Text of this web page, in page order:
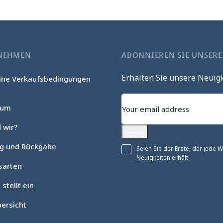
Verkaufsbedingungen
wir?
und Rückgabe
stellt ein
ABONNIEREN SIE
Erhalten Sie unsere
Abonnieren
Seien Sie der Erste, der jede
Neuigkeiten erhält!